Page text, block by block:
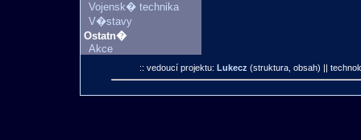
Vojensk� technika
V�stavy
Ostatn�
Akce
:: vedoucí projektu: Lukecz (struktura, obsah) ||